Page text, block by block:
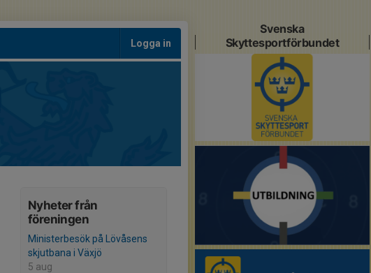
Logga in
Nyheter från
föreningen
Ministerbesök på Lövåsens
skjutbana i Växjö
5 aug
Svenska
Skyttesportförbundet